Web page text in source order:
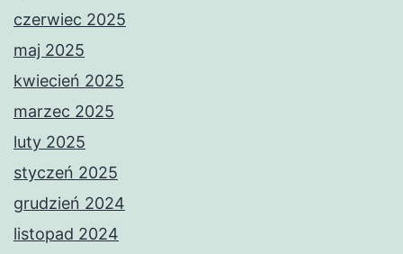
czerwiec 2025
maj 2025
kwiecień 2025
marzec 2025
luty 2025
styczeń 2025
grudzień 2024
listopad 2024